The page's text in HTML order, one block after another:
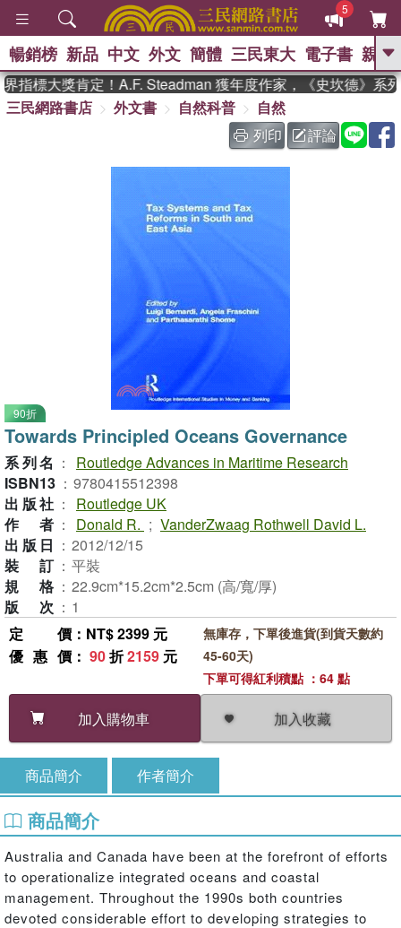
5
GO
熱搜： 東野圭吾 、
The Odyssey 、 父親節 、 如果歷
史是一群喵 、 暑期推薦 、 國際布克
獎 臺灣漫遊錄 、 方念華
偉大的迷走神經
暢銷榜 新品 中文 外文 簡體 三民東大 電子書 親子
指標大獎肯定！A.F. Steadman 獲年度作家，《史坎德》系列
三民網路書店
外文書 自然科普
自然
列印
評論
90折
Towards Principled Oceans Governance
系列名 ：
Routledge Advances in Maritime Research
ISBN13 ： 9780415512398
出版社 ：
Routledge UK
作者 ： Donald R. ; VanderZwaag Rothwell David L.
出版日 ： 2012/12/15
裝訂 ： 平裝
規格 ： 22.9cm*15.2cm*2.5cm (高/寬/厚)
版次 ： 1
定價 ：NT$ 2399 元
優惠價 ： 90折2159 元
加入購物車 加入收藏
無庫存，下單後進貨(到貨天數約
45-60天)
下單可得紅利積點 ：64 點
商品簡介 作者簡介
商品簡介
Australia and Canada have been at the forefront of efforts
to operationalize integrated oceans and coastal
management. Throughout the 1990s both countries
devoted considerable effort to developing strategies to